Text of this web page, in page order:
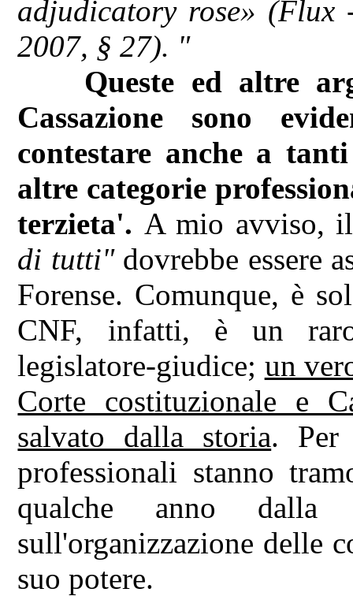
adjudicatory rose»
2007, § 27). "
Queste ed altre
Cassazione sono
contestare anche a
altre categorie
terzieta'. A mio avviso,
di tutti"dovrebbe essere
Forense. Comunque, è
CNF, infatti, è un
legislatore-giudice; un
Corte costituzionale e
salvato dalla storia. Per
professionali stanno
qualche anno dalla
sull'organizzazione delle
suo potere.